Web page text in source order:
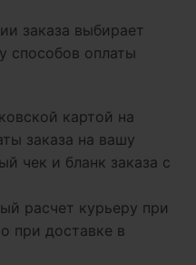
заказа выбирает
способов оплаты
картой на
заказа на вашу
чек и бланк заказа с
расчет курьеру при
при доставке в